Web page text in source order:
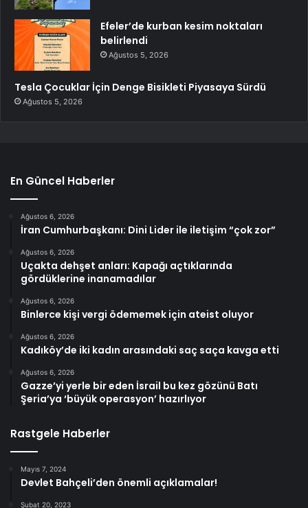
Efeler’de kurban kesim noktaları
belirlendi
Ağustos 5, 2026
Tesla Çocuklar İçin Denge Bisikleti Piyasaya Sürdü
Ağustos 5, 2026
En Güncel Haberler
Ağustos 6, 2026
İran Cumhurbaşkanı: Dini Lider ile iletişim “çok zor”
Ağustos 6, 2026
Uçakta dehşet anları: Kapağı açtıklarında
gördüklerine inanamadılar
Ağustos 6, 2026
Binlerce kişi vergi ödememek için ateist oluyor
Ağustos 6, 2026
Kadıköy’de iki kadın arasındaki saç saça kavga etti
Ağustos 6, 2026
Gazze’yi yerle bir eden İsrail bu kez gözünü Batı
Şeria’ya ‘büyük operasyon’ hazırlıyor
Rastgele Haberler
Mayıs 7, 2024
Devlet Bahçeli’den önemli açıklamalar!
Şubat 20, 2023